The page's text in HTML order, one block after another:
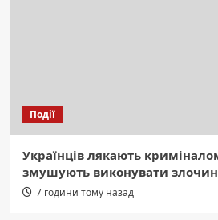
Події
Українців лякають
змушують виконувати
7 години тому назад